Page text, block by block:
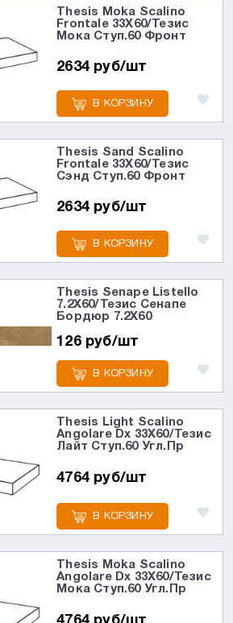
Thesis Moka Scalino
Frontale 33X60/Тезис
Мока Ступ.60 Фронт
2634 руб/шт
В КОРЗИНУ
Thesis Sand Scalino
Frontale 33X60/Тезис
Сэнд Ступ.60 Фронт
2634 руб/шт
В КОРЗИНУ
Thesis Senape Listello
7.2X60/Тезис Сенапе
Бордюр 7.2X60
126 руб/шт
В КОРЗИНУ
Thesis Light Scalino
Angolare Dx 33X60/Тезис
Лайт Ступ.60 Угл.Пр
4764 руб/шт
В КОРЗИНУ
Thesis Moka Scalino
Angolare Dx 33X60/Тезис
Мока Ступ.60 Угл.Пр